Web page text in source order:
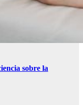
sobre la